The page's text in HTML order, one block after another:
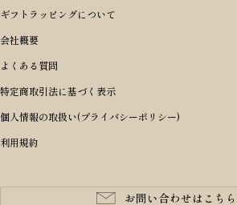
ショルダーバッグ
ボディバッグ・ウエストバッグ
長財布
二つ折り財布
三つ折り財布
コインケース・小銭入れ
PORTER 吉田カバン ポーター
BRIEFING ブリーフィング
Dakota ダコタ
CLEDRAN クレドラン
aniary アニアリ
CIE シー
StitchandSew ステッチアンドソー
女の子ランドセル
男の子ランドセル
ランドセル小物・その他
レッド
ピンク
パープル(ラベンダー)
〜49,999円
50,000円〜59,999円
60,000円〜69,999円
70,000円〜79,999円
80,000円〜
キャディバッグ
ヘッドカバー
ゴルフ小物
ゴルフウェア/アクセサリー
ブランドから選ぶ
BRIEFING ブリーフィング
master-piece マスターピース
JONES ジョーンズ
木の庄帆布
誕生日
結婚祝い
出産祝い
入学・進学祝い
成人祝い
就職・栄転祝い
長寿・還暦祝い
性別・年齢から探す
男性向け
女性向け
10代
20代
30代
予算から探す
〜4,999円
5,000円〜9,999円
10,000円〜19,999円
20,000円〜29,999円
ギフトラッピングについて
会社概要
よくある質問
特定商取引法に基づく表示
個人情報の取扱い(プライバシーポリシー)
利用規約
お問い合わせはこちら